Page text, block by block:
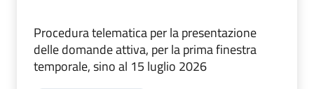
Procedura telematica per la presentazione
delle domande attiva, per la prima finestra
temporale, sino al 15 luglio 2026